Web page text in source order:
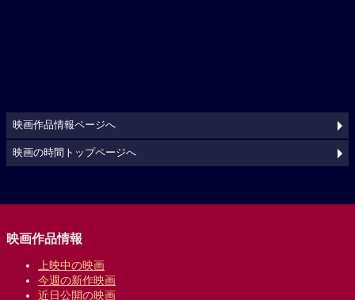
映画作品情報ページへ
映画の時間トップページへ
映画作品情報
上映中の映画
今週の新作映画
近日公開の映画